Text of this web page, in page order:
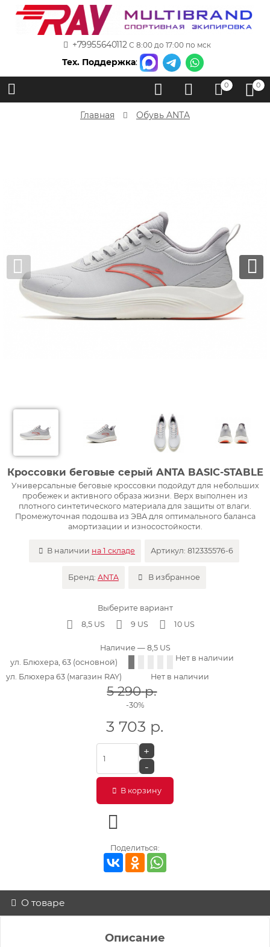
+79955640112 С 8:00 до 17:00 по мск
Тех. Поддержка:
0 0
Главная Обувь ANTA
Кроссовки беговые серый ANTA BASIC-STABLE
Универсальные беговые кроссовки подойдут для небольших
пробежек и активного образа жизни. Верх выполнен из
плотного синтетического материала для защиты от влаги.
Промежуточная подошва из ЭВА для оптимального баланса
амортизации и износостойкости.
В наличии на 1 складе Артикул:812335576-6
Бренд: ANTA В избранное
Выберите вариант
8,5 US
9 US 10 US
Наличие — 8,5 US
ул. Блюхера, 63 (основной)
Нет в наличии
ул. Блюхера 63 (магазин RAY) Нет в наличии
5 290 р.
-30%
3 703 р.
+
-
В корзину
Поделиться:
О товаре
Описание